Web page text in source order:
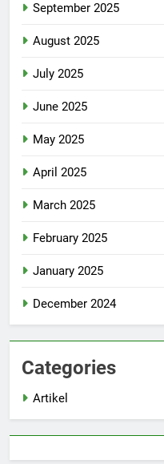
September 2025
August 2025
July 2025
June 2025
May 2025
April 2025
March 2025
February 2025
January 2025
December 2024
Categories
Artikel